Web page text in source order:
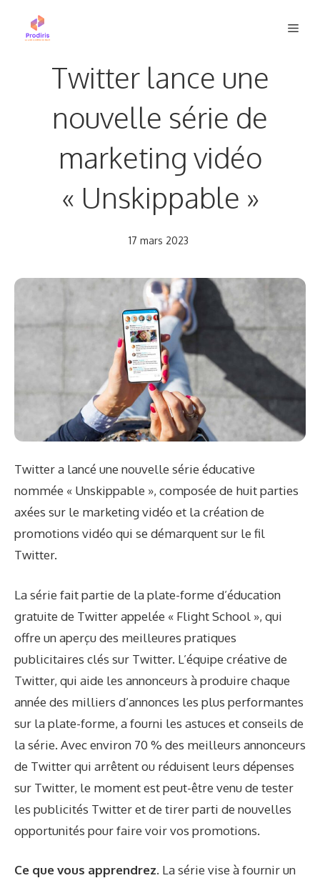
Twitter lance une
nouvelle série de
marketing vidéo
« Unskippable »
17 mars 2023
Twitter a lancé une nouvelle série éducative
nommée « Unskippable », composée de huit parties
axées sur le marketing vidéo et la création de
promotions vidéo qui se démarquent sur le fil
Twitter.
La série fait partie de la plate-forme d’éducation
gratuite de Twitter appelée « Flight School », qui
offre un aperçu des meilleures pratiques
publicitaires clés sur Twitter. L’équipe créative de
Twitter, qui aide les annonceurs à produire chaque
année des milliers d’annonces les plus performantes
sur la plate-forme, a fourni les astuces et conseils de
la série. Avec environ 70 % des meilleurs annonceurs
de Twitter qui arrêtent ou réduisent leurs dépenses
sur Twitter, le moment est peut-être venu de tester
les publicités Twitter et de tirer parti de nouvelles
opportunités pour faire voir vos promotions.
Ce que vous apprendrez. La série vise à fournir un